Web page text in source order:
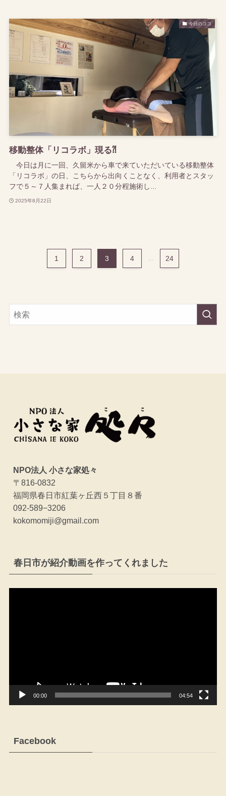
今日のココ
移動整体「リコラボ」現る⁈
今日は月に一回、久留米から車で来ていただいている移動整体
「リコラボ」の日、こちらから出向くことなく、利用者とスタッ
フで５～７人集まれば、一人２０分程施術し...
2025年8月22日
1 2 3 4 ... 24
NPO法人 小さな家処々
〒816-0832
福岡県春日市紅葉ヶ丘西５丁目８番
092-589−3206
kokomomiji@gmail.com
春日市が紹介動画を作ってくれました
00:00 04:54
Facebook